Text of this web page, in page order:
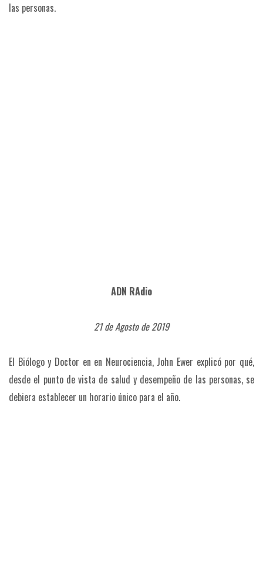
las personas.
ADN RAdio
21 de Agosto de 2019
El Biólogo y Doctor en en Neurociencia, John Ewer explicó por qué,
desde el punto de vista de salud y desempeño de las personas, se
debiera establecer un horario único para el año.